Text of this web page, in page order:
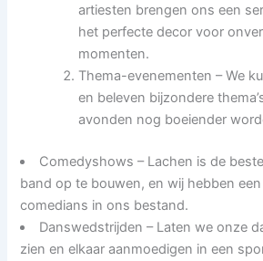
artiesten brengen ons een
het perfecte decor voor
momenten.
Thema-evenementen – We
en beleven bijzondere
avonden nog boeiender
Comedyshows – Lachen is de
band op te bouwen, en wij hebben
comedians in ons bestand.
Danswedstrijden – Laten we onze
zien en elkaar aanmoedigen in een